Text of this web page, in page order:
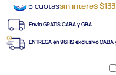
6 cuotassin interés
Envío GRATIS CABA y GBA
ENTREGA en 96HS exclusivo CABA